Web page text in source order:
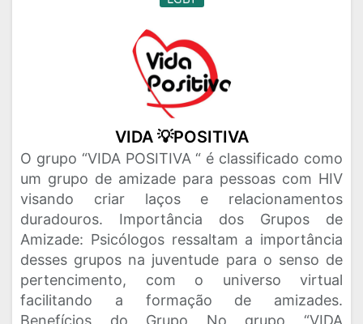
VIDA 💡POSITIVA
O grupo “VIDA POSITIVA “ é classificado como
um grupo de amizade para pessoas com HIV
visando criar laços e relacionamentos
duradouros. Importância dos Grupos de
Amizade: Psicólogos ressaltam a importância
desses grupos na juventude para o senso de
pertencimento, com o universo virtual
facilitando a formação de amizades.
Benefícios do Grupo No grupo “VIDA